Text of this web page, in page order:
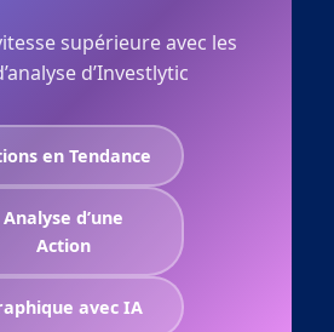
supérieure avec les
d’Investlytic
en Tendance
Analyse d’une
Action
avec IA